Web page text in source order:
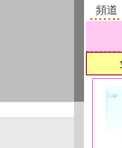
頻道